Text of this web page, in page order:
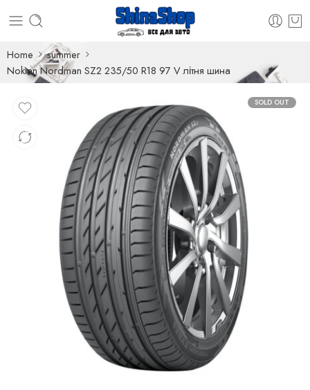
Home
summer
Nokian Nordman SZ2 235/50 R18 97 V літня шина
SOLD OUT